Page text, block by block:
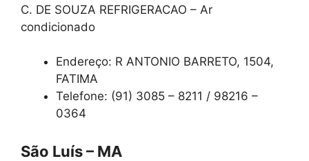
C. DE SOUZA REFRIGERACAO – Ar
condicionado
Endereço: R ANTONIO BARRETO, 1504,
FATIMA
Telefone: (91) 3085 – 8211 / 98216 –
0364
São Luís – MA